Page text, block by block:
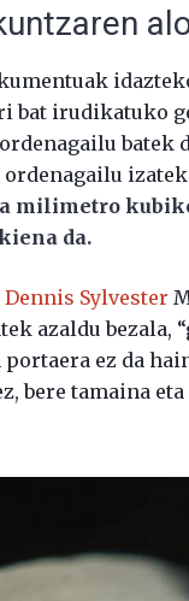
bat irudikatuko
batek
milimetro
da.
Dennis Sylvester
azaldu bezala,
ez da
bere tamaina